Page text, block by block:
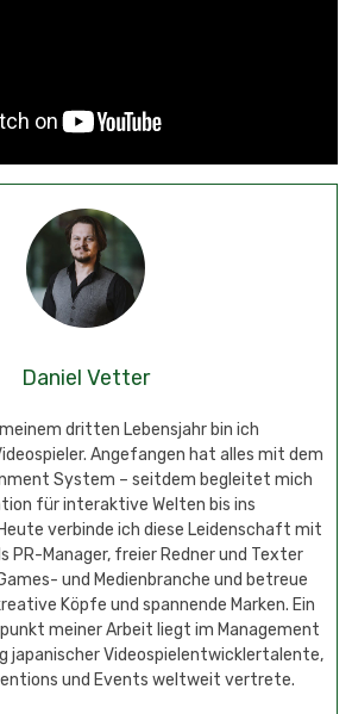
Daniel Vetter
dritten Lebensjahr bin ich
Angefangen hat alles mit dem
System – seitdem begleitet mich
für interaktive Welten bis ins
verbinde ich diese Leidenschaft mit
PR-Manager, freier Redner und Texter
und Medienbranche und betreue
Köpfe und spannende Marken. Ein
meiner Arbeit liegt im Management
japanischer Videospielentwicklertalente,
und Events weltweit vertrete.